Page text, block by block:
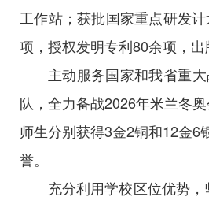
工作站；获批国家重点研发
项，授权发明专利80余项，
主动服务国家和我省重
队，全力备战2026年米兰冬
师生分别获得3金2铜和12金
誉。
充分利用学校区位优势